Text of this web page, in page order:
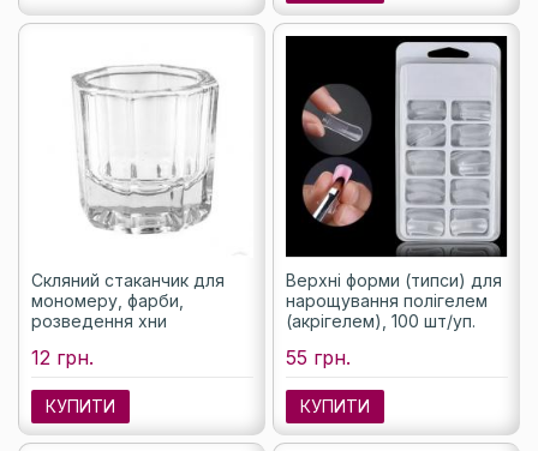
Скляний стаканчик для
мономеру, фарби,
розведення хни
12 грн.
КУПИТИ
Верхні форми (типси) для
нарощування полігелем
(акрігелем), 100 шт/уп.
55 грн.
КУПИТИ